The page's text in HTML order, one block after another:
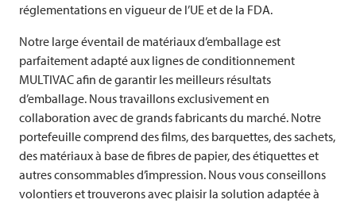
réglementations en vigueur de l’UE et de la FDA.
Notre large éventail de matériaux d’emballage est
parfaitement adapté aux lignes de conditionnement
MULTIVACafin de garantir les meilleurs résultats
d’emballage. Nous travaillons exclusivement en
collaboration avec de grands fabricants du marché. Notre
portefeuille comprend des films, des barquettes, des sachets,
des matériaux à base de fibres de papier, des étiquettes et
autres consommables d’impression. Nous vous conseillons
volontiers et trouverons avec plaisir la solution adaptée à